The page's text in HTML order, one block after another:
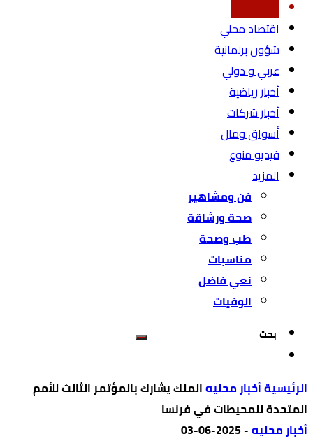
اقتصاد محلي
شؤون برلمانية
عربي و دولي
أخبار رياضية
أخبار شركات
أسواق ومال
فيديو منوع
المزيد
فن ومشاهير
صحة ورشاقة
طب وصحة
مناسبات
نعي فاضل
الوفيات
‫الرئيسية‬أخبار محليهالملك يشارك بالمؤتمر الثالث للأمم
المتحدة للمحيطات في فرنسا
أخبار محليه-
2025-06-03